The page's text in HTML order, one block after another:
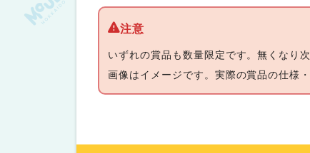
いずれの賞品も数量限定です。無くなり
画像はイメージです。実際の賞品の仕様